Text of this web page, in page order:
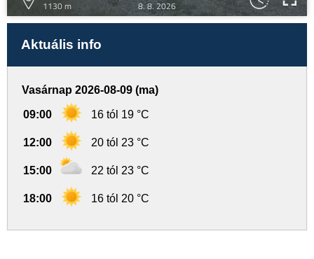
1130 m
8. 8. 2026
Aktuális info
Vasárnap 2026-08-09 (ma)
09:00 16 tól 19 °C
12:00 20 tól 23 °C
15:00 22 tól 23 °C
18:00 16 tól 20 °C